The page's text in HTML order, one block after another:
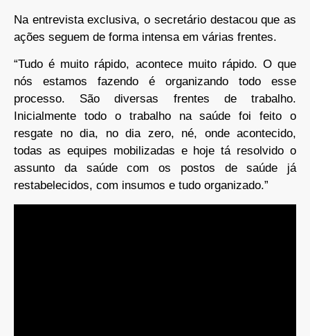
Na entrevista exclusiva, o secretário destacou que as
ações seguem de forma intensa em várias frentes.
“Tudo é muito rápido, acontece muito rápido. O que
nós estamos fazendo é organizando todo esse
processo. São diversas frentes de trabalho.
Inicialmente todo o trabalho na saúde foi feito o
resgate no dia, no dia zero, né, onde acontecido,
todas as equipes mobilizadas e hoje tá resolvido o
assunto da saúde com os postos de saúde já
restabelecidos, com insumos e tudo organizado.”